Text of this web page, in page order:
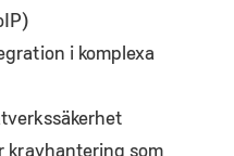
i komplexa
kravhanteringsom